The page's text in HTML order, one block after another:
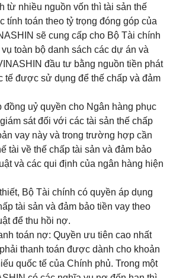
từ nhiều nguồn vốn thì tài sản thế
tính toán theo tỷ trọng đóng góp của
sẽ cung cấp cho Bộ Tài chính
toàn bộ danh sách các dự án và
đầu tư bằng nguồn tiền phát
tế được sử dụng để thế chấp và đảm
đồng uỷ quyền cho Ngân hàng phục
sát đối với các tài sản thế chấp
vay này và trong trường hợp cần
tài về thế chấp tài sản và đảm bảo
và các qui định của ngân hàng hiện
Bộ Tài chính có quyền áp dụng
tài sản và đảm bảo tiền vay theo
để thu hồi nợ.
toán nợ: Quyền ưu tiên cao nhất
thanh toán được dành cho khoản
quốc tế của Chính phủ. Trong một